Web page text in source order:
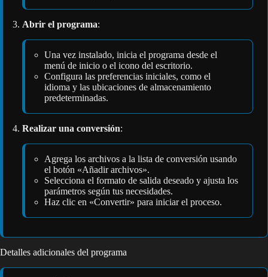
Abrir el programa:
Una vez instalado, inicia el programa desde el
menú de inicio o el icono del escritorio.
Configura las preferencias iniciales, como el
idioma y las ubicaciones de almacenamiento
predeterminadas.
Realizar una conversión:
Agrega los archivos a la lista de conversión usando
el botón «Añadir archivos».
Selecciona el formato de salida deseado y ajusta los
parámetros según tus necesidades.
Haz clic en «Convertir» para iniciar el proceso.
Detalles adicionales del programa